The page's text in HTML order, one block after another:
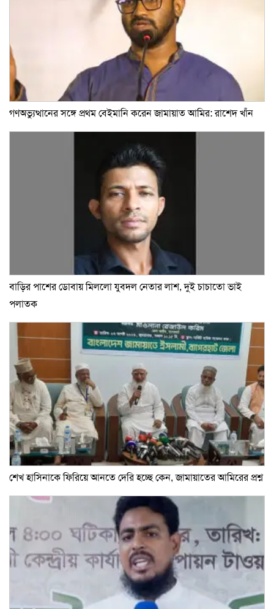
গণঅভ্যুত্থানের সঙ্গে প্রথম বেইমানি করেন জামায়াত আমির: রাশেদ খাঁন
বাড়ির পাশের ডোবায় মিললো যুবদল নেতার লাশ, দুই চাচাতো ভাই
পলাতক
শেখ হাসিনাকে ফিরিয়ে আনতে দেরি হচ্ছে কেন, জামায়াতের আমিরের প্রশ্ন